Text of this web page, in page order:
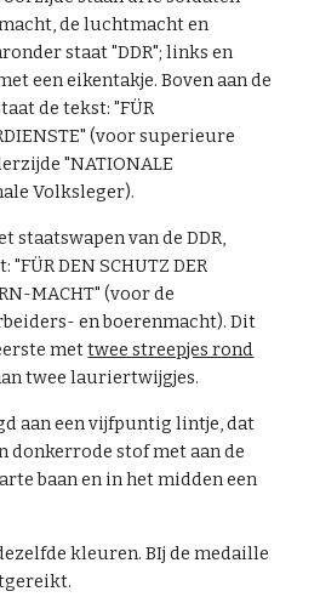
de luchtmacht en
staat "DDR"; links en
een eikentakje. Boven aan de
de tekst: "FÜR
(voor superieure
"NATIONALE
Volksleger).
staatswapen van de DDR,
DEN SCHUTZ DER
MACHT" (voor de
en boerenmacht). Dit
mettwee streepjes rond
twee lauriertwijgjes.
aan een vijfpuntig lintje, dat
donkerrode stof met aan de
baan en in het midden een
kleuren. BIj de medaille